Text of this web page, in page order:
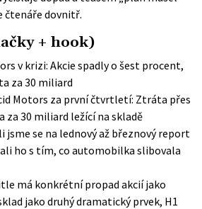
čtenáře dovnitř.
+ hook)
v krizi: Akcie spadly o šest procent,
za 30 miliard
Motors za první čtvrtletí: Ztráta přes
za 30 miliard ležící na skladě
jsme se na lednový až březnový report
ho s tím, co automobilka slibovala
má konkrétní propad akcií jako
jako druhý dramatický prvek, H1